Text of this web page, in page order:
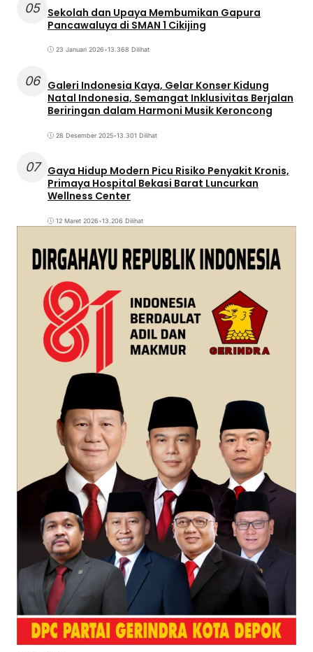
05 Sekolah dan Upaya Membumikan Gapura
Pancawaluya di SMAN 1 Cikijing
23 Januari 2026•13.368 Dilihat
06 Galeri Indonesia Kaya, Gelar Konser Kidung
Natal Indonesia, Semangat Inklusivitas Berjalan
Beriringan dalam Harmoni Musik Keroncong
28 Desember 2025•13.301 Dilihat
07
Gaya Hidup Modern Picu Risiko Penyakit Kronis,
Primaya Hospital Bekasi Barat Luncurkan
Wellness Center
12 Maret 2026•13.206 Dilihat